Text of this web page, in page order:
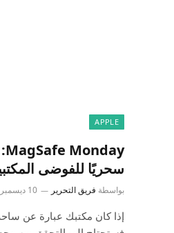
APPLE
سحريًا للفوضى
بواسطة فريق التحرير 10 ديسمبر، 2024
إذا كان مكتبك عبارة عن